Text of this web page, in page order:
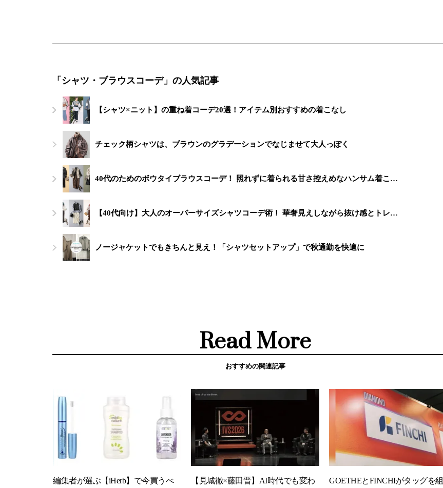
「シャツ・ブラウスコーデ」の人気記事
【シャツ×ニット】の重ね着コーデ20選！アイテム別おすすめの着こなし
チェック柄シャツは、ブラウンのグラデーションでなじませて大人っぽく
40代のためのボウタイブラウスコーデ！ 照れずに着られる甘さ控えめなハンサム着こ…
【40代向け】大人のオーバーサイズシャツコーデ術！ 華奢見えしながら抜け感とトレ…
ノージャケットでもきちんと見え！「シャツセットアップ」で秋通勤を快適に
Read More
おすすめの関連記事
編集者が選ぶ【iHerb】で今買うべ 【見城徹×藤田晋】AI時代でも変わ GOETHEとFINCHIがタッグを組